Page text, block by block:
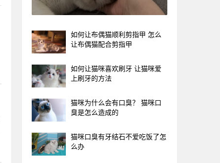
如何让布偶猫顺利剪指甲 怎么
让布偶猫配合剪指甲
如何让猫咪喜欢刷牙 让猫咪爱
上刷牙的方法
猫咪为什么会有口臭？ 猫咪口
臭是怎么造成的
猫咪口臭有牙结石不爱吃饭了怎
么办